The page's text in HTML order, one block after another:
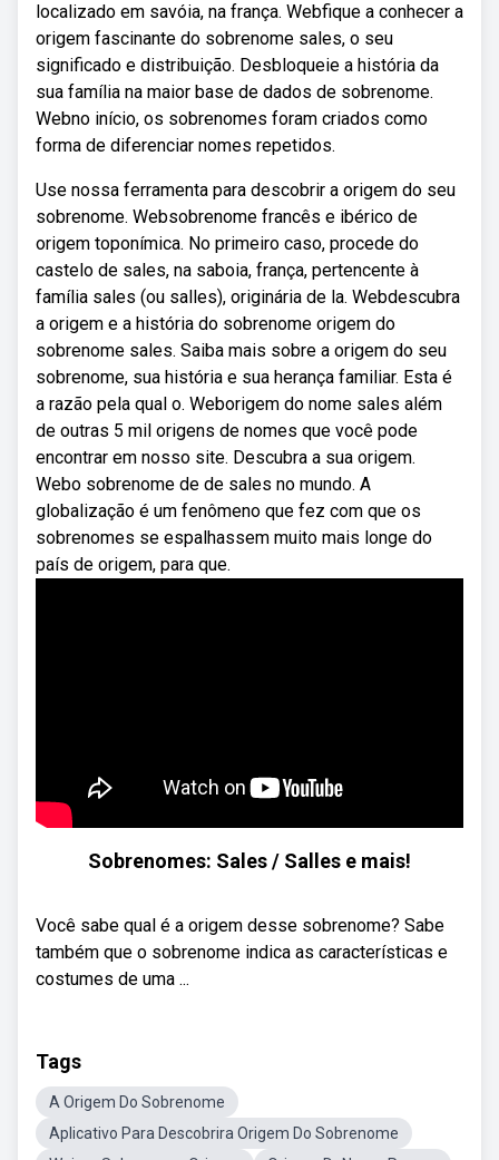
localizado em savóia, na frança. Webfique a conhecer a
origem fascinante do sobrenome sales, o seu
significado e distribuição. Desbloqueie a história da
sua família na maior base de dados de sobrenome.
Web no início, os sobrenomes foram criados como
forma de diferenciar nomes repetidos.
Use nossa ferramenta para descobrir a origem do seu
sobrenome. Websobrenome francês e ibérico de
origem toponímica. No primeiro caso, procede do
castelo de sales, na saboia, frança, pertencente à
família sales (ou salles), originária de la. Webdescubra
a origem e a história do sobrenome origem do
sobrenome sales. Saiba mais sobre a origem do seu
sobrenome, sua história e sua herança familiar. Esta é
a razão pela qual o. Weborigem do nome sales além
de outras 5 mil origens de nomes que você pode
encontrar em nosso site. Descubra a sua origem.
Webo sobrenome de de sales no mundo. A
globalização é um fenômeno que fez com que os
sobrenomes se espalhassem muito mais longe do
país de origem, para que.
Sobrenomes: Sales / Salles e mais!
Você sabe qual é a origem desse sobrenome? Sabe
também que o sobrenome indica as características e
costumes de uma ...
Tags
A Origem Do Sobrenome
Aplicativo Para Descobrira Origem Do Sobrenome